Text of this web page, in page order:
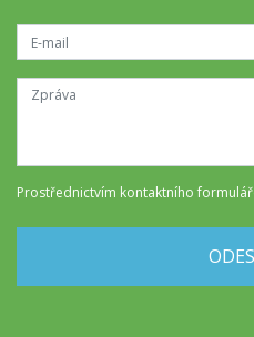
Prostřednictvím kontaktního